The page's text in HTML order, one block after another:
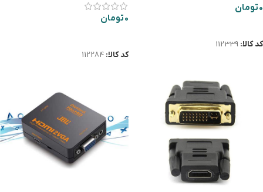
0تومان
کد کالا: 112339
0تومان
کد کالا: 112284